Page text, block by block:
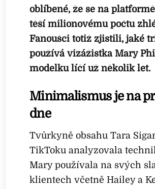
oblíbené, že se na
těší milionovému počtu
Fanoušci totiž zjistili, jaké
používá vizážistka Mary
modelku líčí už několik let.
Minimalismus je na
dne
Tvůrkyně obsahu Tara
TikToku analyzovala
Mary používala na svých
klientech včetně Hailey a